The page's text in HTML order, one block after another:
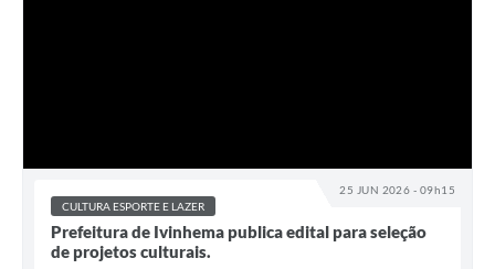
25 JUN 2026 - 09h15
CULTURA ESPORTE E LAZER
Prefeitura de Ivinhema publica edital para seleção
de projetos culturais.